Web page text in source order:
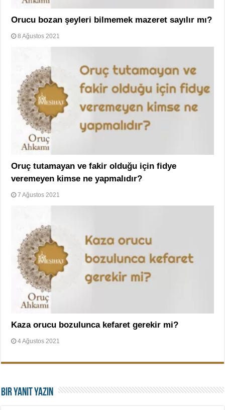
Orucu bozan şeyleri bilmemek mazeret sayılır mı?
8 Ağustos 2021
Oruç tutamayan ve fakir olduğu için fidye
veremeyen kimse ne yapmalıdır?
7 Ağustos 2021
Kaza orucu bozulunca kefaret gerekir mi?
4 Ağustos 2021
Bir yanıt yazın